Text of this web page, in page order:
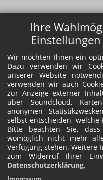
Ihre
Wir möchten Ihnen ein
Dazu verwenden wir
unserer Website
verwenden wir auch
zur Anzeige externer
über Soundcloud,
anonymen
selbst entscheiden, welche
Bitte beachten Sie,
womöglich nicht mehr
Verfügung stehen. Weitere
zum Widerruf Ihrer
Datenschutzerklärung.